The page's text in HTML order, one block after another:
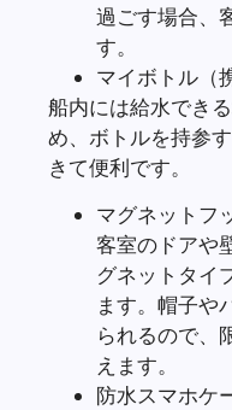
過ごす場合、
す。
マイボトル（
船内には給水でき
め、ボトルを持参
きて便利です。
マグネットフ
客室のドアや
グネットタイ
ます。帽子や
られるので、
えます。
防水スマホケ